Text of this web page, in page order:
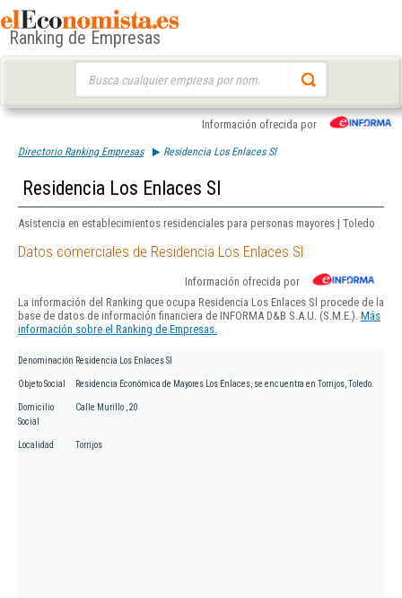
Ranking de Empresas
Información ofrecida por
Directorio Ranking Empresas Residencia Los Enlaces Sl
Residencia Los Enlaces Sl
Asistencia en establecimientos residenciales para personas mayores | Toledo
Datos comerciales de Residencia Los Enlaces Sl
Información ofrecida por
La información del Ranking que ocupa Residencia Los Enlaces Sl procede de la
base de datos de información financiera de INFORMA D&B S.A.U. (S.M.E.). Más
información sobre el Ranking de Empresas.
Denominación Residencia Los Enlaces Sl
Objeto Social Residencia Económica de Mayores Los Enlaces, se encuentra en Torrijos, Toledo.
Domicilio
Social
Calle Murillo , 20
Localidad Torrijos